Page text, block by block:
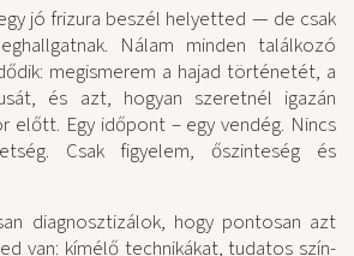
jó frizura beszél helyetted — de csak
Nálam minden találkozó
megismerem a hajad történetét, a
és azt, hogyan szeretnél igazán
előtt. Egy időpont – egy vendég. Nincs
Csak figyelem, őszinteség és
diagnosztizálok, hogy pontosan azt
van: kímélő technikákat, tudatos szín-